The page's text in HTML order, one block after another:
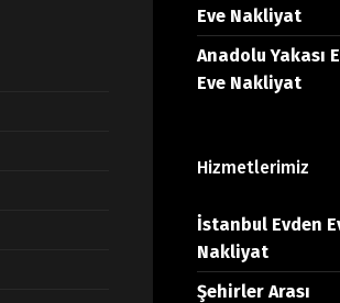
Eve Nakliyat
Anadolu Yakası
Eve Nakliyat
Hizmetlerimiz
İstanbul Evden
Nakliyat
Şehirler Arası